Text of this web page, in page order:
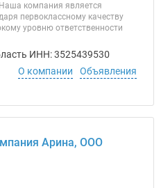
компания является
первоклассному качеству
уровню ответственности
ИНН: 3525439530
О компании
Объявления
Арина, ООО